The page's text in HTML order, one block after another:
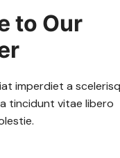
to Our
imperdiet a
tincidunt vitae libero